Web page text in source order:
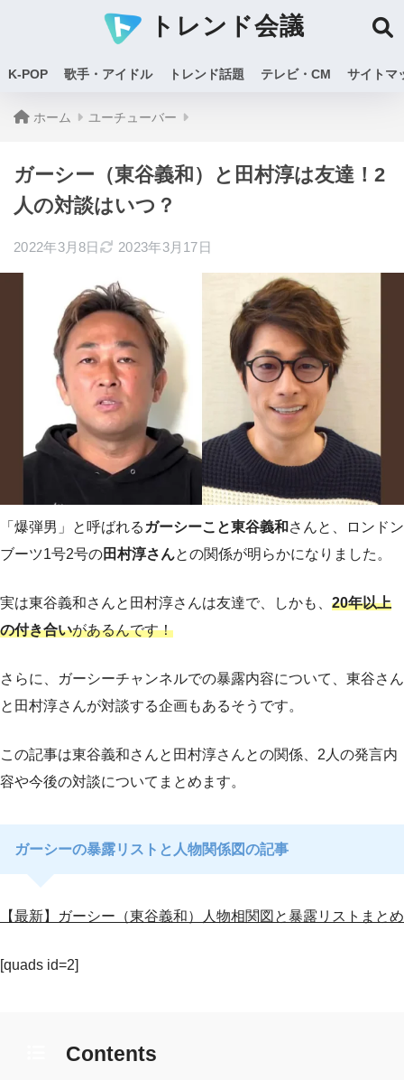
トレンド会議
K-POP 歌手・アイドル トレンド話題 テレビ・CM サイトマ
ホーム ユーチューバー
ガーシー（東谷義和）と田村淳は友達！2
人の対談はいつ？
2022年3月8日 2023年3月17日
「爆弾男」と呼ばれる ガーシーこと東谷義和 さんと、ロンドン
ブーツ1号2号の田村淳さんとの関係が明らかになりました。
実は東谷義和さんと田村淳さんは友達で、しかも、 20年以上
の付き合いがあるんです！
さらに、ガーシーチャンネルでの暴露内容について、東谷さん
と田村淳さんが対談する企画もあるそうです。
この記事は東谷義和さんと田村淳さんとの関係、2人の発言内
容や今後の対談についてまとめます。
ガーシーの暴露リストと人物関係図の記事
【最新】ガーシー（東谷義和）人物相関図と暴露リストまとめ
[quads id=2]
Contents